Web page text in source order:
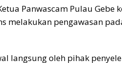
Panwascam Pulau
melakukan pengawasan
langsung oleh pihak